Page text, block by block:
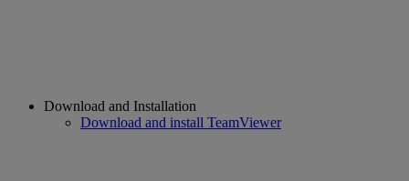
Download and Installation
Download and install TeamViewer